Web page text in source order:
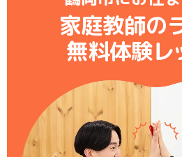
家庭教師の
無料体験レ